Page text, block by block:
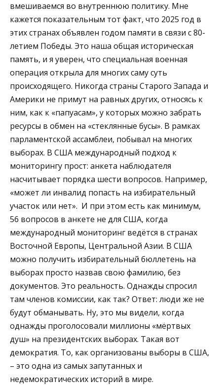
вмешиваемся во внутреннюю политику. Мне
кажется показательным тот факт, что 2025 год в
этих странах объявлен годом памяти в связи с 80-
летием Победы. Это наша общая историческая
память, и я уверен, что специальная военная
операция открыла для многих саму суть
происходящего. Никогда страны Старого Запада и
Америки не примут на равных других, относясь к
ним, как к «папуасам», у которых можно забрать
ресурсы в обмен на «стеклянные бусы». В рамках
парламентской ассамблеи, побывал на многих
выборах. В США международный подход к
мониторингу прост: анкета наблюдателя
насчитывает порядка шести вопросов. Например,
«может ли инвалид попасть на избирательный
участок или нет». И при этом есть как минимум,
56 вопросов в анкете не для США, когда
международный мониторинг ведётся в странах
Восточной Европы, Центральной Азии. В США
можно получить избирательный бюллетень на
выборах просто назвав свою фамилию, без
документов. Это реальность. Однажды спросил
там членов комиссии, как так? Ответ: люди же не
будут обманывать. Ну, это мы видели, когда
однажды проголосовали миллионы «мёртвых
душ» на президентских выборах. Такая вот
демократия. То, как организованы выборы в США,
– это одна из самых запутанных и
недемократических историй в мире.